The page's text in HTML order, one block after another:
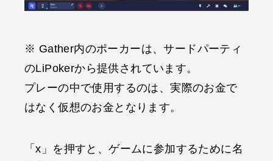
※ Gather内のポーカーは、サードパーティ
のLiPokerから提供されています。
プレーの中で使用するのは、実際のお金で
はなく仮想のお金となります。
「x」を押すと、ゲームに参加するために名